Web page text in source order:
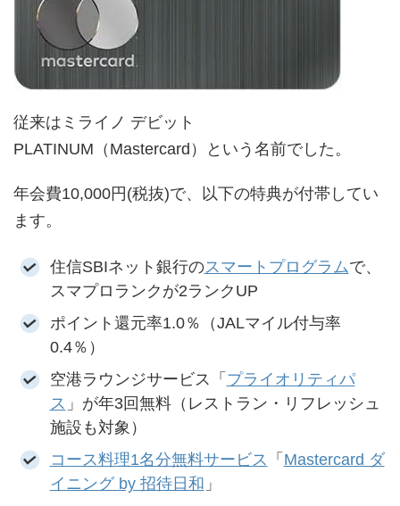
従来はミライノ デビット
PLATINUM（Mastercard）という名前でした。
年会費10,000円(税抜)で、以下の特典が付帯してい
ます。
住信SBIネット銀行のスマートプログラムで、
スマプロランクが2ランクUP
ポイント還元率1.0％（JALマイル付与率
0.4％）
空港ラウンジサービス「 プライオリティパ
ス 」が年3回無料（レストラン・リフレッシュ
施設も対象）
コース料理1名分無料サービス 「 Mastercard ダ
イニング by 招待日和 」